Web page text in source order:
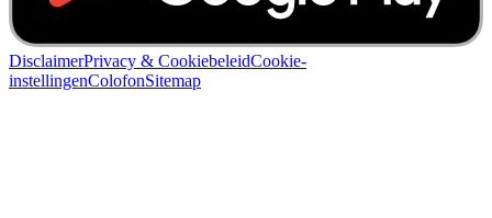
DisclaimerPrivacy & CookiebeleidCookie-
instellingenColofonSitemap